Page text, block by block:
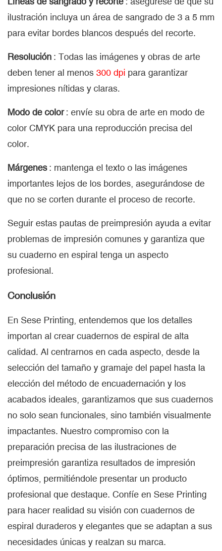
ilustración incluya un área de sangrado de 3 a 5 mm
para evitar bordes blancos después del recorte.
Resolución : Todas las imágenes y obras de arte
deben tener al menos 300 dpi para garantizar
impresiones nítidas y claras.
Modo de color : envíe su obra de arte en modo de
color CMYK para una reproducción precisa del
color.
Márgenes : mantenga el texto o las imágenes
importantes lejos de los bordes, asegurándose de
que no se corten durante el proceso de recorte.
Seguir estas pautas de preimpresión ayuda a evitar
problemas de impresión comunes y garantiza que
su cuaderno en espiral tenga un aspecto
profesional.
Conclusión
En Sese Printing, entendemos que los detalles
importan al crear cuadernos de espiral de alta
calidad. Al centrarnos en cada aspecto, desde la
selección del tamaño y gramaje del papel hasta la
elección del método de encuadernación y los
acabados ideales, garantizamos que sus cuadernos
no solo sean funcionales, sino también visualmente
impactantes. Nuestro compromiso con la
preparación precisa de las ilustraciones de
preimpresión garantiza resultados de impresión
óptimos, permitiéndole presentar un producto
profesional que destaque. Confíe en Sese Printing
para hacer realidad su visión con cuadernos de
espiral duraderos y elegantes que se adaptan a sus
necesidades únicas y realzan su marca.